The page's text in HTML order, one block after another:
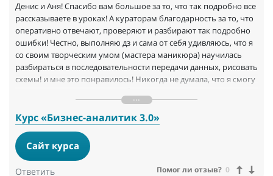
Денис и Аня! Спасибо вам большое за то, что так подробно все
рассказываете в уроках! А кураторам благодарность за то, что
оперативно отвечают, проверяют и разбирают так подробно
ошибки! Честно, выполняю дз и сама от себя удивляюсь, что я
со своим творческим умом (мастера маникюра) научилась
разбираться в последовательности передачи данных, рисовать
схемы! и мне это понравилось! Никогда не думала, что я смогу
Курс «Бизнес-аналитик 3.0»
Сайт курса
Ответить Помог ли отзыв? 0